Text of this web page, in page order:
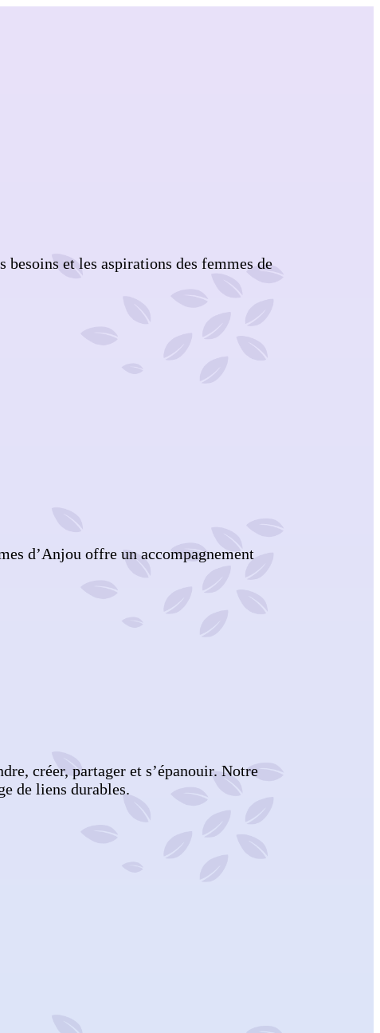
et les aspirations des femmes de
d’Anjou offre un accompagnement
créer, partager et s’épanouir. Notre
de liens durables.